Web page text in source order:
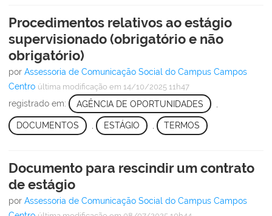
Procedimentos relativos ao estágio
supervisionado (obrigatório e não
obrigatório)
por Assessoria de Comunicação Social do Campus Campos
Centro última modificação em 14/10/2025 11h47
registrado em: AGÊNCIA DE OPORTUNIDADES
DOCUMENTOS , ESTÁGIO , TERMOS
Documento para rescindir um contrato
de estágio
por Assessoria de Comunicação Social do Campus Campos